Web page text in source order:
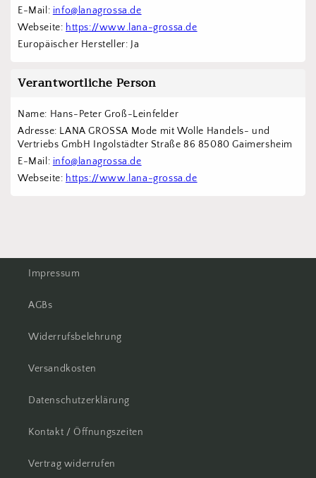
E-Mail: info@lanagrossa.de
Webseite: https://www.lana-grossa.de
Europäischer Hersteller: Ja
Verantwortliche Person
Name: Hans-Peter Groß-Leinfelder
Adresse: LANA GROSSA Mode mit Wolle Handels- und
Vertriebs GmbH Ingolstädter Straße 86 85080 Gaimersheim
E-Mail: info@lanagrossa.de
Webseite: https://www.lana-grossa.de
Impressum
AGBs
Widerrufsbelehrung
Versandkosten
Datenschutzerklärung
Kontakt / Öffnungszeiten
Vertrag widerrufen